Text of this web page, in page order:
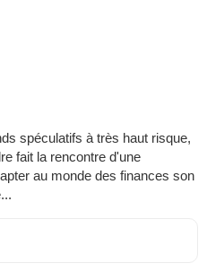
spéculatifs à très haut risque,
fait la rencontre d'une
au monde des finances son